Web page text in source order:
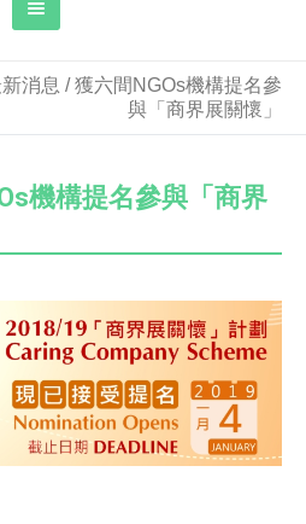
消息 /獲六間NGOs機構提名參
與「商界展關懷」
機構提名參與「商界